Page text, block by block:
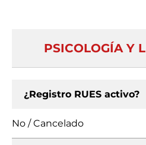
PSICOLOGÍA Y
¿Registro RUES activo?
No / Cancelado